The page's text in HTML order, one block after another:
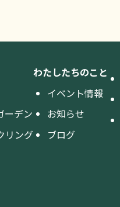
ーデン
リング
わたしたちのこと
イベント情報
お知らせ
ブログ